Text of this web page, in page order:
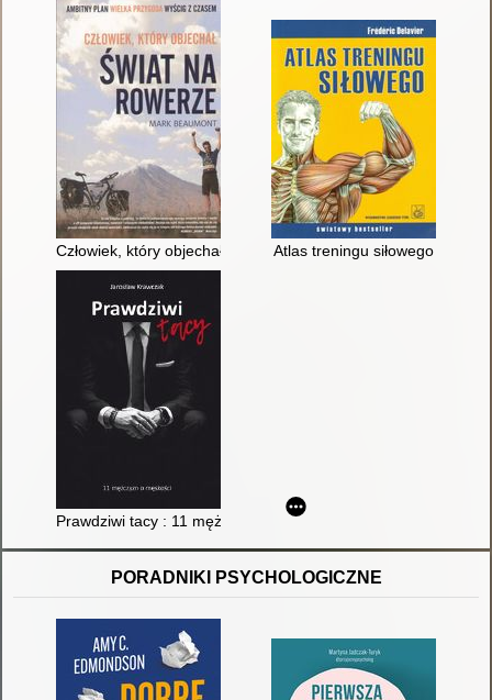
Człowiek, który objechał świat na rowerzeAtlas treningu siłowego
Prawdziwi tacy : 11 mężczyzn o męskości
PORADNIKI PSYCHOLOGICZNE